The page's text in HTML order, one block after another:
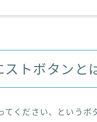
トボタンと
てください、というボ